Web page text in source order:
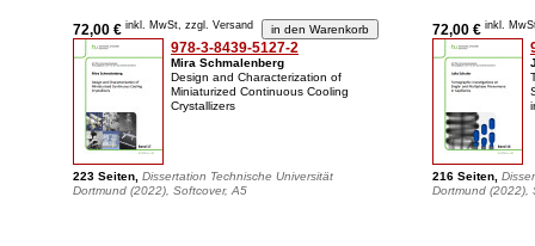
72,00 € inkl. MwSt, zzgl. Versand
978-3-8439-5127-2
Mira Schmalenberg
Design and Characterization of
Miniaturized Continuous Cooling
Crystallizers
223 Seiten, Dissertation Technische Universität
Dortmund (2022), Softcover, A5
72,00 € inkl.
216 Seiten,
Dortmund (2022),